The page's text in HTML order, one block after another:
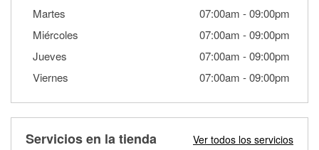
Martes
07:00am -09:00pm
Miércoles
07:00am -09:00pm
Jueves
07:00am -09:00pm
Viernes
07:00am -09:00pm
Servicios en la tienda Ver todos los servicios